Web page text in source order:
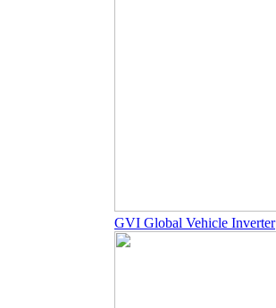
GVI Global Vehicle Inverter